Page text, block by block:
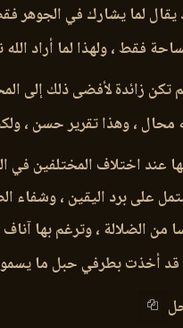
يقال لما يشارك في
فقط ، ولهذا لما أراد
تكن زائدة لأفضى ذلك إلى
، وهذا تقرير حسن ،
عند اختلاف المختلفين
على برد اليقين ، وشفاء
الضلالة ، وترغم بها
أخذت بطرفي حبل ما